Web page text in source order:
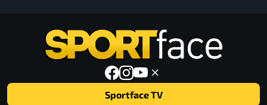
Sportface TV